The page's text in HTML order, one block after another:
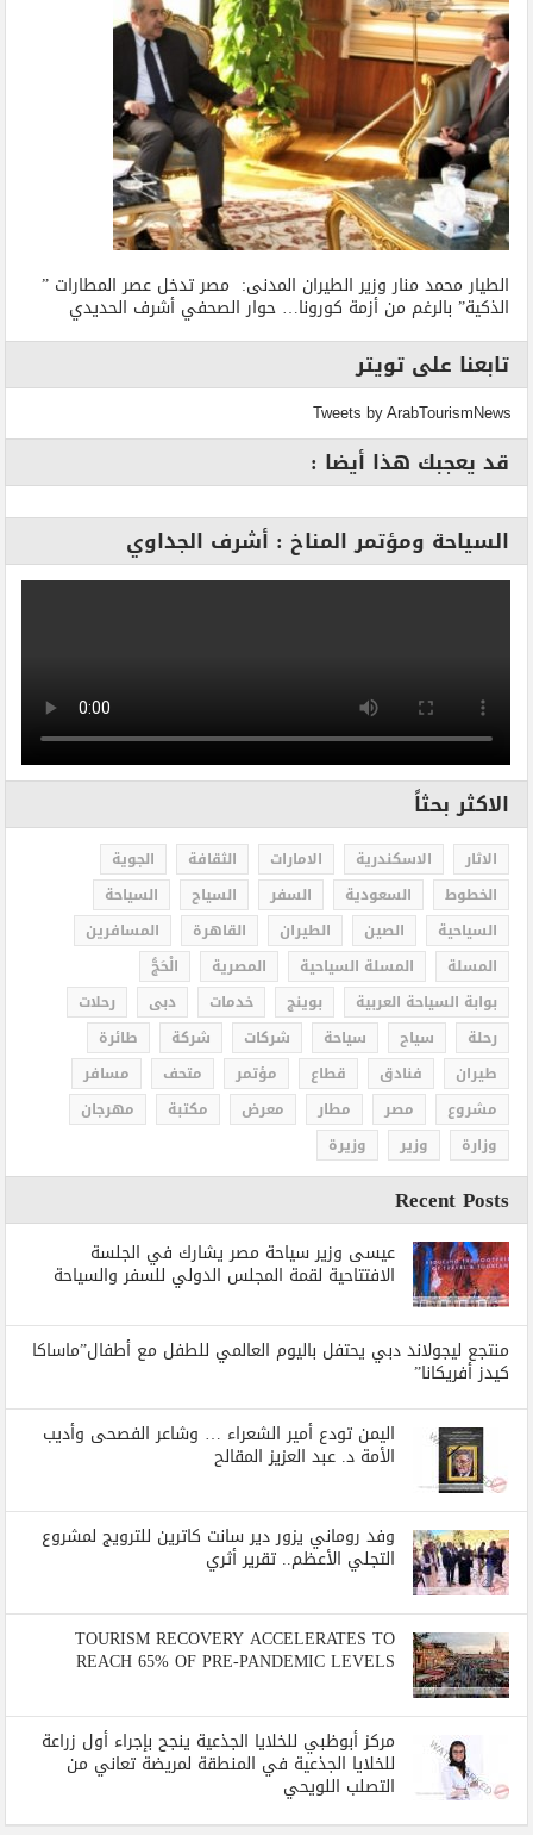
الطيار محمد منار وزير الطيران المدنى: مصر تدخل عصر المطارات ”
الذكية” بالرغم من أزمة كورونا… حوار الصحفي أشرف الحديدي
تابعنا على تويتر
Tweets by ArabTourismNews
قد يعجبك هذا أيضا :
السياحة ومؤتمر المناخ : أشرف الجداوي
الاكثر بحثاً
الاثار الاسكندرية الامارات الثقافة
الجوية
الخطوط
السعودية السفر السياح
السياحة
السياحية
الصين الطيران القاهرة
المسافرين
المسلة
المسلة السياحية المصرية
الْحَجُّ
بوابة السياحة العربية
بوينج خدمات دبى
رحلات
رحلة
سياح سياحة شركات شركة
طائرة
طيران
فنادق قطاع مؤتمر متحف
مسافر
مشروع
مصر مطار معرض مكتبة
مهرجان
وزارة
وزير وزيرة
Recent Posts
عيسى وزير سياحة مصر يشارك في الجلسة
الافتتاحية لقمة المجلس الدولي للسفر والسياحة
منتجع ليجولاند دبي يحتفل باليوم العالمي للطفل مع أطفال”ماساكا
كيدز أفريكانا”
اليمن تودع أمير الشعراء … وشاعر الفصحى وأديب
الأمة د. عبد العزيز المقالح
وفد روماني يزور دير سانت كاترين للترويج لمشروع
التجلي الأعظم.. تقرير أثري
TOURISM RECOVERY ACCELERATES TO
REACH 65% OF PRE-PANDEMIC LEVELS
مركز أبوظبي للخلايا الجذعية ينجح بإجراء أول زراعة
للخلايا الجذعية في المنطقة لمريضة تعاني من
التصلب اللويحي